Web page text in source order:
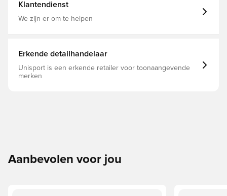
Klantendienst
We zijn er om te helpen
Erkende detailhandelaar
Unisport is een erkende retailer voor toonaangevende
merken
Aanbevolen voor jou